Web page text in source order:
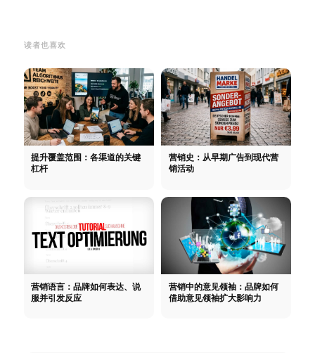
读者也喜欢
提升覆盖范围：各渠道的关键
杠杆
营销史：从早期广告到现代营
销活动
营销语言：品牌如何表达、说
服并引发反应
营销中的意见领袖：品牌如何
借助意见领袖扩大影响力